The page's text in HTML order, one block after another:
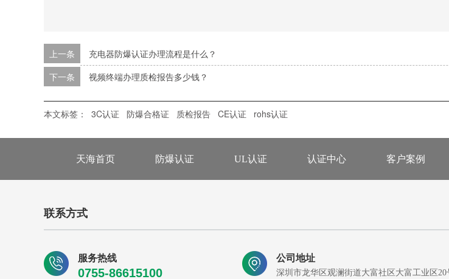
上一条
充电器防爆认证办理流程是什么？
下一条 视频终端办理质检报告多少钱？
本文标签： 3C认证 防爆合格证 质检报告 CE认证 rohs认证
天海首页 防爆认证 UL认证 认证中心 客户案例
联系方式
服务热线
0755-86615100
公司地址
深圳市龙华区观澜街道大富社区大富工业区